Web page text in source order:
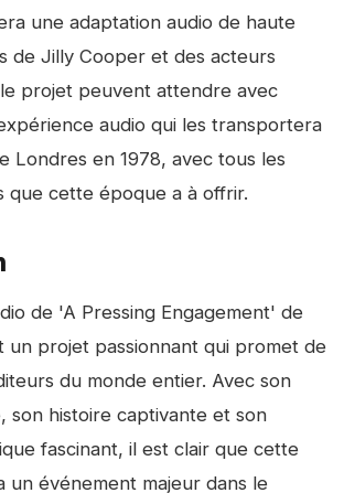
une adaptation audio de haute
de Jilly Cooper et des acteurs
projet peuvent attendre avec
audio qui les transportera
Londres en 1978, avec tous les
que cette époque a à offrir.
de 'A Pressing Engagement' de
un projet passionnant qui promet de
du monde entier. Avec son
son histoire captivante et son
fascinant, il est clair que cette
un événement majeur dans le